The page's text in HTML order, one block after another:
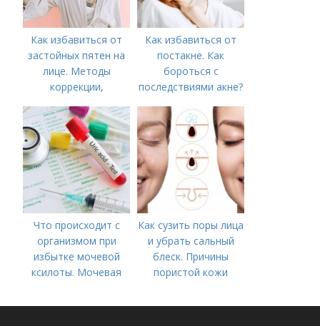
Как избавиться от
застойных пятен на
лице. Методы
коррекции,
акне и удаления
рубцов и шрамов
постакне
Как избавиться от
постакне. Как
бороться с
последствиями акне?
Что происходит с
организмом при
избытке мочевой
ксилоты. Мочевая
норма и отклонения
Как сузить поры лица
и убрать сальный
блеск. Причины
пористой кожи